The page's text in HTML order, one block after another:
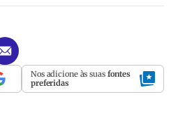
Nos adicione às suas fontes
preferidas